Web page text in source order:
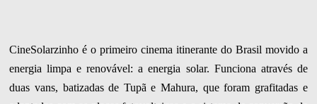
CineSolarzinho é o primeiro cinema itinerante do Brasil movido a
energia limpa e renovável: a energia solar. Funciona através de
duas vans, batizadas de Tupã e Mahura, que foram grafitadas e